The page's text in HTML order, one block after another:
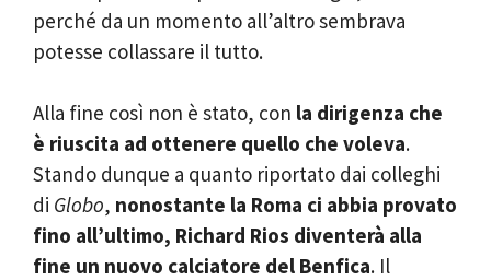
perché da un momento all’altro sembrava
potesse collassare il tutto.
Alla fine così non è stato, con la dirigenza che
è riuscita ad ottenere quello che voleva.
Stando dunque a quanto riportato dai colleghi
di Globo, nonostante la Roma ci abbia provato
fino all’ultimo, Richard Rios diventerà alla
fine un nuovo calciatore del Benfica. Il